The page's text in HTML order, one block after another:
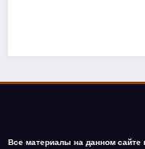
Все материалы на данном сайте